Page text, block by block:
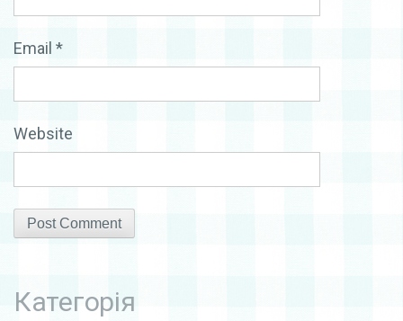
Email *
Website
Категорія